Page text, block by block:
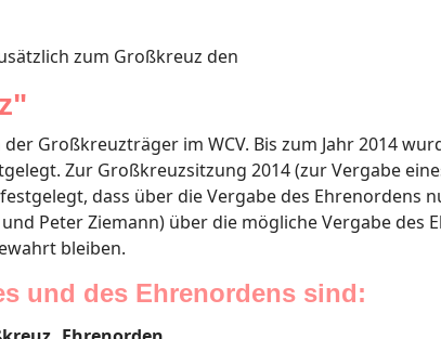
zum Großkreuz den
Großkreuzträger im WCV. Bis zum Jahr 2014
Zur Großkreuzsitzung 2014 (zur Vergabe
dass über die Vergabe des Ehrenordens
Peter Ziemann) über die mögliche Vergabe des
bleiben.
und des Ehrenordens sind: